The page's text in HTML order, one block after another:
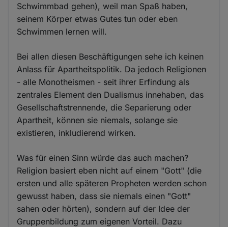
Schwimmbad gehen), weil man Spaß haben,
seinem Körper etwas Gutes tun oder eben
Schwimmen lernen will.
Bei allen diesen Beschäftigungen sehe ich keinen
Anlass für Apartheitspolitik. Da jedoch Religionen
- alle Monotheismen - seit ihrer Erfindung als
zentrales Element den Dualismus innehaben, das
Gesellschaftstrennende, die Separierung oder
Apartheit, können sie niemals, solange sie
existieren, inkludierend wirken.
Was für einen Sinn würde das auch machen?
Religion basiert eben nicht auf einem "Gott" (die
ersten und alle späteren Propheten werden schon
gewusst haben, dass sie niemals einen "Gott"
sahen oder hörten), sondern auf der Idee der
Gruppenbildung zum eigenen Vorteil. Dazu